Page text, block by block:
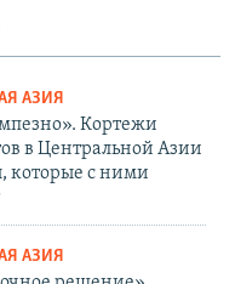
АЗИЯ
Кортежи
в Центральной Азии
которые с ними
АЗИЯ